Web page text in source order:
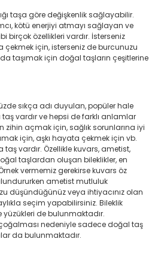
taşa göre değişkenlik sağlayabilir.
kötü enerjiyi atmayı sağlayan ve
birçok özellikleri vardır. İsterseniz
çekmek için, isterseniz de burcunuzu
taşımak için doğal taşların çeşitlerine
sıkça adı duyulan, popüler hale
taş vardır ve hepsi de farklı anlamlar
zihin açmak için, sağlık sorunlarına iyi
için, aşkı hayata çekmek için vb.
vardır. Özellikle kuvars, ametist,
taşlardan oluşan bileklikler, en
vermemiz gerekirse kuvars öz
ametist mutluluk
düşündüğünüz veya ihtiyacınız olan
seçim yapabilirsiniz. Bileklik
yüzükleri de bulunmaktadır.
nedeniyle sadece doğal taş
da bulunmaktadır.